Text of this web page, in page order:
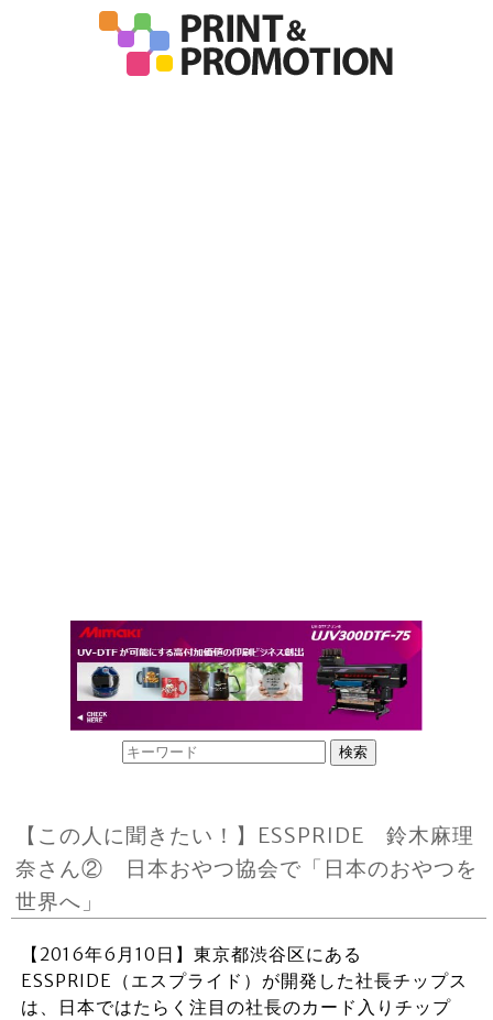
【この人に聞きたい！】ESSPRIDE 鈴木麻理
奈さん② 日本おやつ協会で「日本のおやつを
世界へ」
【2016年6月10日】東京都渋谷区にある
ESSPRIDE（エスプライド）が開発した社長チップス
は、日本ではたらく注目の社長のカード入りチップ